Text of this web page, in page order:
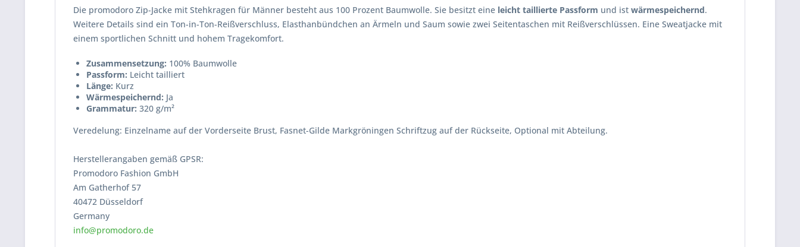
Die promodoro Zip-Jacke mit Stehkragen für Männer besteht aus 100 Prozent Baumwolle. Sie besitzt eine leicht taillierte Passform und ist wärmespeichernd.
Weitere Details sind ein Ton-in-Ton-Reißverschluss, Elasthanbündchen an Ärmeln und Saum sowie zwei Seitentaschen mit Reißverschlüssen. Eine Sweatjacke mit
einem sportlichen Schnitt und hohem Tragekomfort.
Zusammensetzung: 100% Baumwolle
Passform: Leicht tailliert
Länge: Kurz
Wärmespeichernd: Ja
Grammatur: 320 g/m²
Veredelung: Einzelname auf der Vorderseite Brust, Fasnet-Gilde Markgröningen Schriftzug auf der Rückseite, Optional mit Abteilung.
Herstellerangaben gemäß GPSR:
Promodoro Fashion GmbH
Am Gatherhof 57
40472 Düsseldorf
Germany
info@promodoro.de